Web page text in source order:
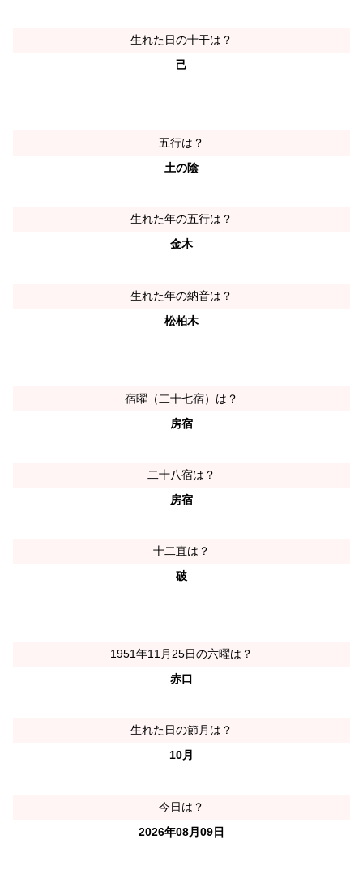
生れた日の十干は？
己
五行は？
土の陰
生れた年の五行は？
金木
生れた年の納音は？
松柏木
宿曜（二十七宿）は？
房宿
二十八宿は？
房宿
十二直は？
破
1951年11月25日の六曜は？
赤口
生れた日の節月は？
10月
今日は？
2026年08月09日